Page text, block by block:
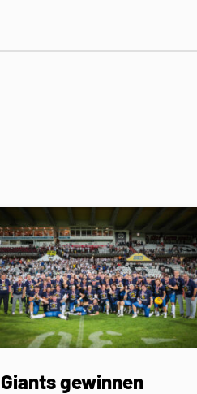
Giants gewinnen